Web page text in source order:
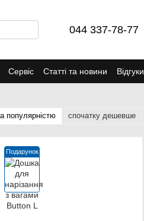
044 337-78-77
Сервіс Статті та новини
Відгуки
популярністю спочатку дешевше
Подарунок